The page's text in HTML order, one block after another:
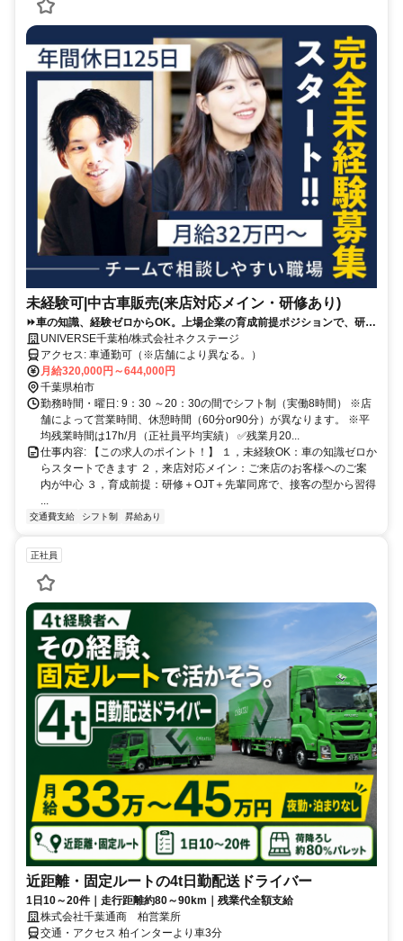
未経験可|中古車販売(来店対応メイン・研修あり)
⏩️車の知識、経験ゼロからOK。上場企業の育成前提ポジションで、研修
＋先輩同席で接客の型から学べます。
UNIVERSE千葉柏/株式会社ネクステージ
アクセス: 車通勤可（※店舗により異なる。）
月給320,000円～644,000円
千葉県柏市
勤務時間・曜日: 9：30 ～20：30の間でシフト制（実働8時間） ※店
舗によって営業時間、休憩時間（60分or90分）が異なります。 ※平
均残業時間は17h/月（正社員平均実績） ✅残業月20...
仕事内容: 【この求人のポイント！】 １，未経験OK：車の知識ゼロか
らスタートできます ２，来店対応メイン：ご来店のお客様へのご案
内が中心 ３，育成前提：研修＋OJT＋先輩同席で、接客の型から習得
...
交通費支給 シフト制 昇給あり
正社員
近距離・固定ルートの4t日勤配送ドライバー
1日10～20件｜走行距離約80～90km｜残業代全額支給
株式会社千葉通商 柏営業所
交通・アクセス 柏インターより車3分